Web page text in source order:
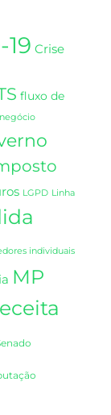
19 Crise
fluxo de
LGPD Linha
individuais
MP